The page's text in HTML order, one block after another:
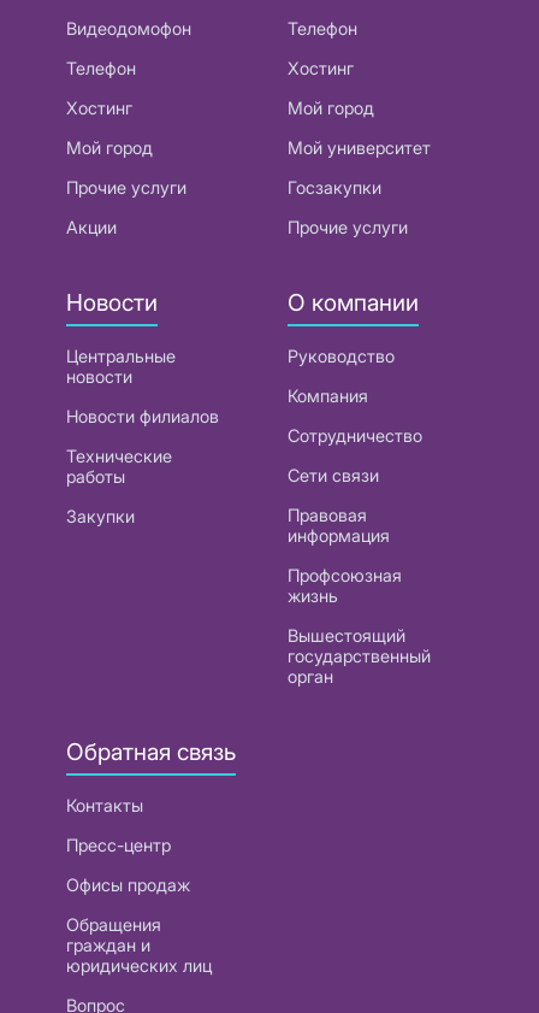
Видеодомофон
Телефон
Хостинг
Мой город
Прочие услуги
Акции
Телефон
Хостинг
Мой город
Мой университет
Госзакупки
Прочие услуги
Новости
Центральные
новости
Новости филиалов
Технические
работы
Закупки
О компании
Руководство
Компания
Сотрудничество
Сети связи
Правовая
информация
Профсоюзная
жизнь
Вышестоящий
государственный
орган
Обратная связь
Контакты
Пресс-центр
Офисы продаж
Обращения
граждан и
юридических лиц
Вопрос